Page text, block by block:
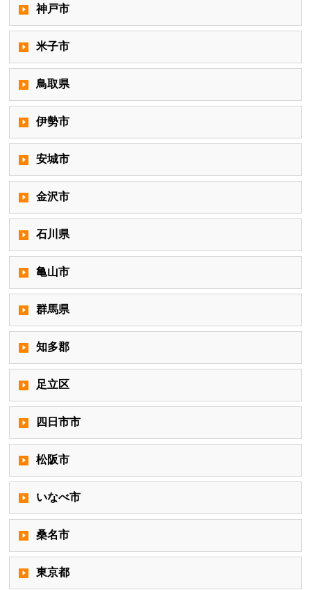
神戸市
米子市
鳥取県
伊勢市
安城市
金沢市
石川県
亀山市
群馬県
知多郡
足立区
四日市市
松阪市
いなべ市
桑名市
東京都